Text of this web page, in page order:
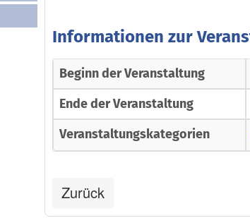
Informationen zur
Beginn der Veranstaltung
Ende der Veranstaltung
Veranstaltungskategorien
Zurück